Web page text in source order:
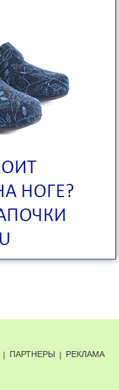
| ПАРТНЕРЫ | РЕКЛАМА